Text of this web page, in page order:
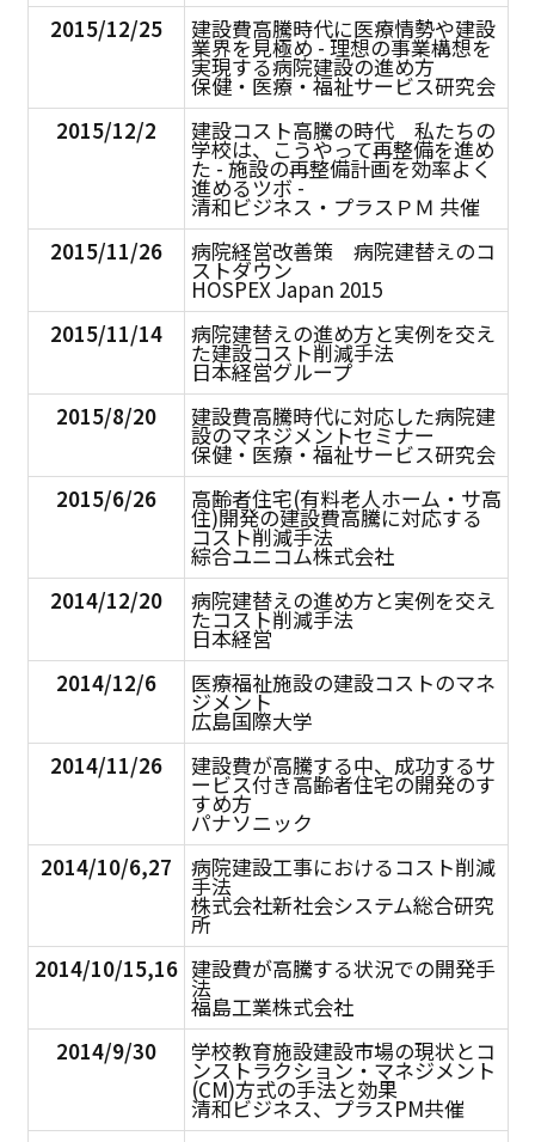
2015/12/25 建設費高騰時代に医療情勢や建設
業界を見極め - 理想の事業構想を
実現する病院建設の進め方
保健・医療・福祉サービス研究会
2015/12/2
建設コスト高騰の時代 私たちの
学校は、こうやって再整備を進め
た - 施設の再整備計画を効率よく
進めるツボ -
清和ビジネス・プラスＰＭ 共催
2015/11/26
病院経営改善策 病院建替えのコ
ストダウン
HOSPEX Japan 2015
2015/11/14
病院建替えの進め方と実例を交え
た建設コスト削減手法
日本経営グループ
2015/8/20
建設費高騰時代に対応した病院建
設のマネジメントセミナー
保健・医療・福祉サービス研究会
2015/6/26
高齢者住宅(有料老人ホーム・サ高
住)開発の建設費高騰に対応する
コスト削減手法
綜合ユニコム株式会社
2014/12/20
病院建替えの進め方と実例を交え
たコスト削減手法
日本経営
2014/12/6
医療福祉施設の建設コストのマネ
ジメント
広島国際大学
2014/11/26
建設費が高騰する中、成功するサ
ービス付き高齢者住宅の開発のす
すめ方
パナソニック
2014/10/6,27
病院建設工事におけるコスト削減
手法
株式会社新社会システム総合研究
所
2014/10/15,16 建設費が高騰する状況での開発手
法
福島工業株式会社
2014/9/30
学校教育施設建設市場の現状とコ
ンストラクション・マネジメント
(CM)方式の手法と効果
清和ビジネス、プラスPM共催